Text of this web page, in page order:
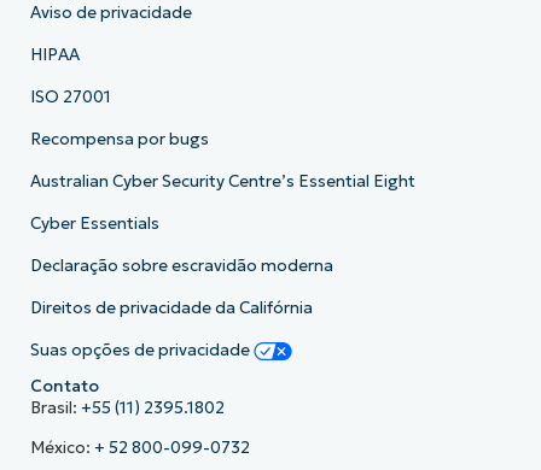
Aviso de privacidade
HIPAA
ISO 27001
Recompensa por bugs
Australian Cyber Security Centre’s Essential Eight
Cyber Essentials
Declaração sobre escravidão moderna
Direitos de privacidade da Califórnia
Suas opções de privacidade
Contato
Brasil: +55 (11) 2395.1802
México: + 52 800-099-0732